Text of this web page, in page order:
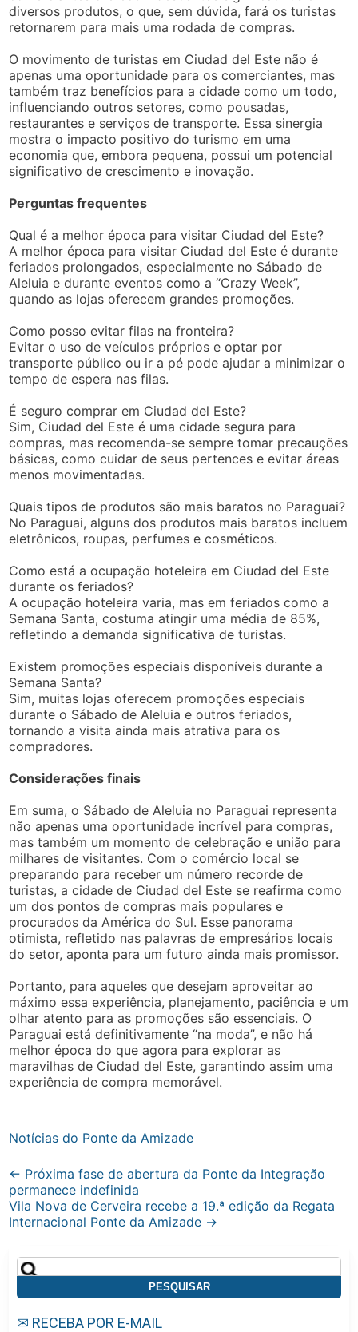
diversos produtos, o que, sem dúvida, fará os turistas
retornarem para mais uma rodada de compras.
O movimento de turistas em Ciudad del Este não é
apenas uma oportunidade para os comerciantes, mas
também traz benefícios para a cidade como um todo,
influenciando outros setores, como pousadas,
restaurantes e serviços de transporte. Essa sinergia
mostra o impacto positivo do turismo em uma
economia que, embora pequena, possui um potencial
significativo de crescimento e inovação.
Perguntas frequentes
Qual é a melhor época para visitar Ciudad del Este?
A melhor época para visitar Ciudad del Este é durante
feriados prolongados, especialmente no Sábado de
Aleluia e durante eventos como a “Crazy Week”,
quando as lojas oferecem grandes promoções.
Como posso evitar filas na fronteira?
Evitar o uso de veículos próprios e optar por
transporte público ou ir a pé pode ajudar a minimizar o
tempo de espera nas filas.
É seguro comprar em Ciudad del Este?
Sim, Ciudad del Este é uma cidade segura para
compras, mas recomenda-se sempre tomar precauções
básicas, como cuidar de seus pertences e evitar áreas
menos movimentadas.
Quais tipos de produtos são mais baratos no Paraguai?
No Paraguai, alguns dos produtos mais baratos incluem
eletrônicos, roupas, perfumes e cosméticos.
Como está a ocupação hoteleira em Ciudad del Este
durante os feriados?
A ocupação hoteleira varia, mas em feriados como a
Semana Santa, costuma atingir uma média de 85%,
refletindo a demanda significativa de turistas.
Existem promoções especiais disponíveis durante a
Semana Santa?
Sim, muitas lojas oferecem promoções especiais
durante o Sábado de Aleluia e outros feriados,
tornando a visita ainda mais atrativa para os
compradores.
Considerações finais
Em suma, o Sábado de Aleluia no Paraguai representa
não apenas uma oportunidade incrível para compras,
mas também um momento de celebração e união para
milhares de visitantes. Com o comércio local se
preparando para receber um número recorde de
turistas, a cidade de Ciudad del Este se reafirma como
um dos pontos de compras mais populares e
procurados da América do Sul. Esse panorama
otimista, refletido nas palavras de empresários locais
do setor, aponta para um futuro ainda mais promissor.
Portanto, para aqueles que desejam aproveitar ao
máximo essa experiência, planejamento, paciência e um
olhar atento para as promoções são essenciais. O
Paraguai está definitivamente “na moda”, e não há
melhor época do que agora para explorar as
maravilhas de Ciudad del Este, garantindo assim uma
experiência de compra memorável.
Notícias do Ponte da Amizade
Post
navigation
← Próxima fase de abertura da Ponte da Integração
permanece indefinida
Vila Nova de Cerveira recebe a 19.ª edição da Regata
Internacional Ponte da Amizade →
Pesquisar
por:
✉ RECEBA POR E-MAIL